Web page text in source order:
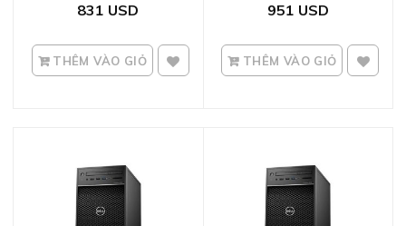
831
THÊM VÀO GIỎ
951
THÊM VÀO GIỎ